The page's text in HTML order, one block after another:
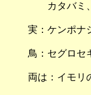
カタバミ、
実：ケンポナ
鳥：セグロセ
両は：イモリ